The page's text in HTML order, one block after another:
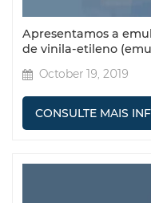
Apresentamos a
de vinila-etileno
October 19, 2019
CONSULTE MAIS